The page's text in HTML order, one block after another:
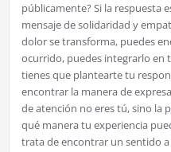
públicamente? Si la respuesta
mensaje de solidaridad y
dolor se transforma, puedes
ocurrido, puedes integrarlo en
tienes que plantearte tu
encontrar la manera de
de atención no eres tú, sino la
qué manera tu experiencia
trata de encontrar un sentido